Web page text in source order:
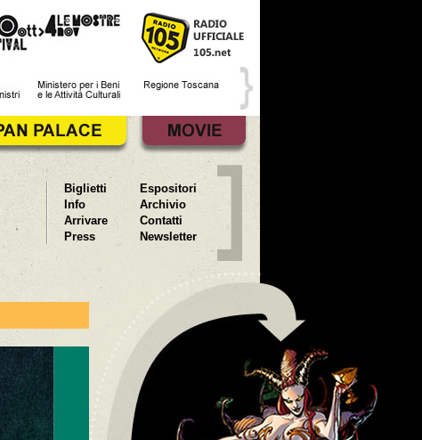
Biglietti
Espositori
Info
Archivio
Arrivare
Contatti
Press
Newsletter